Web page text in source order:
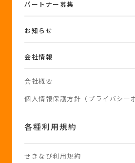
パートナー募集
お知らせ
会社情報
会社概要
個人情報保護方針（プライバシー
各種利用規約
せきなび利用規約